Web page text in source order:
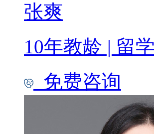
张爽
10年教龄 | 留
免费咨询